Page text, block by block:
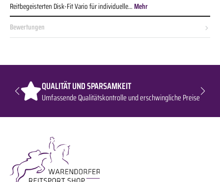
Reitbegeisterten Disk-Fit Vario für individuelle…Mehr
Bewertungen
QUALITÄT UND SPARSAMKEIT
Umfassende Qualitätskontrolle und erschwingliche Preise